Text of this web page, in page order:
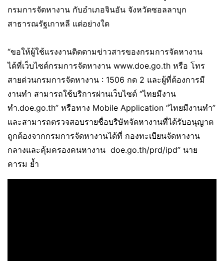
กรมการจัดหางาน กับอำเภอจินอัน จังหวัดซอลลาบุก
สาธารณรัฐเกาหลี แต่อย่างใด
“ขอให้ผู้ใช้แรงงานติดตามข่าวสารของกรมการจัดหางาน
ได้ที่เว็บไซต์กรมการจัดหางาน www.doe.go.th หรือ โทร
สายด่วนกรมการจัดหางาน : 1506 กด 2 และผู้ที่ต้องการมี
งานทำ สามารถใช้บริการผ่านเว็บไซต์ “ไทยมีงาน
ทำ.doe.go.th” หรือทาง Mobile Application “ไทยมีงานทำ”
และสามารถตรวจสอบรายชื่อบริษัทจัดหางานที่ได้รับอนุญาต
ถูกต้องจากกรมการจัดหางานได้ที่ กองทะเบียนจัดหางาน
กลางและคุ้มครองคนหางาน doe.go.th/prd/ipd” นาย
คารม ย้ำ